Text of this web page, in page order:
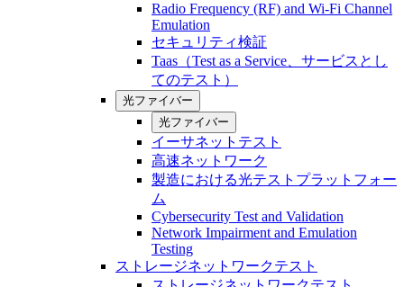
Radio Frequency (RF) and Wi-Fi Channel
Emulation
セキュリティ検証
Taas（Test as a Service、サービスとし
てのテスト）
光ファイバー
光ファイバー
イーサネットテスト
高速ネットワーク
製造における光テストプラットフォー
ム
Cybersecurity Test and Validation
Network Impairment and Emulation
Testing
ストレージネットワークテスト